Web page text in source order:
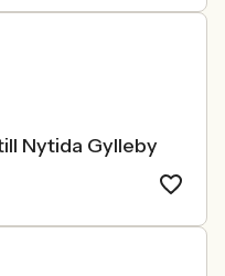
Nytida Gylleby